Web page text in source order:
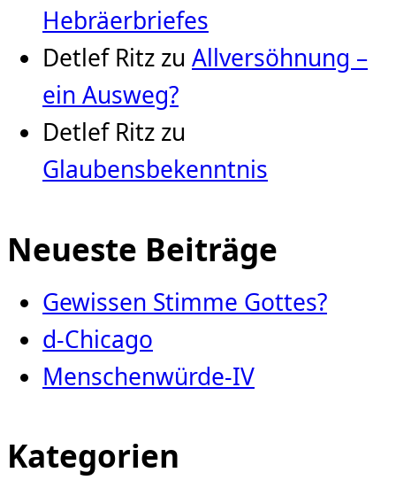
Hebräerbriefes
Detlef Ritz zu Allversöhnung –
ein Ausweg?
Detlef Ritz zu
Glaubensbekenntnis
Neueste Beiträge
Gewissen Stimme Gottes?
d-Chicago
Menschenwürde-IV
Kategorien